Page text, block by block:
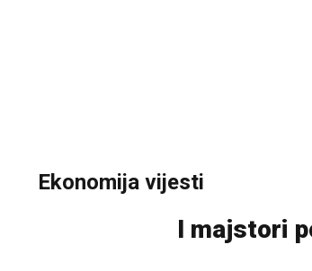
Ekonomija vijesti
I majstori